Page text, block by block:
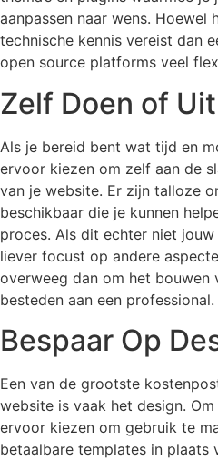
aanpassen naar wens. Hoewel
technische kennis vereist dan
open source platforms veel
Zelf Doen of
Als je bereid bent wat tijd en
ervoor kiezen om zelf aan de
van je website. Er zijn talloze
beschikbaar die je kunnen
proces. Als dit echter niet
liever focust op andere
overweeg dan om het bouwen
besteden aan een professional.
Bespaar Op
Een van de grootste
website is vaak het design.
ervoor kiezen om gebruik te
betaalbare templates in plaats